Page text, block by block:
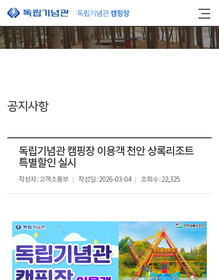
본문 바로가기
공지사항
독립기념관 캠핑장 이용객 천안 상록리조트
특별할인 실시
작성자 : 고객소통부 작성일 : 2026-03-04 조회수 : 22,325